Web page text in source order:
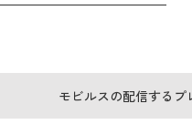
モビルスの配信するプ